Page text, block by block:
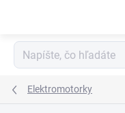
Elektromotorky